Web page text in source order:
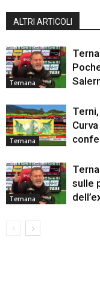
ALTRI ARTICOLI
Ternana
Ternana
Ternana
sulle